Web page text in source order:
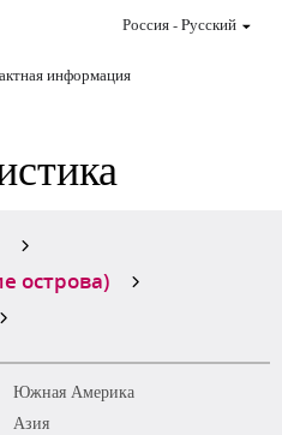
информация
Россия-Pусский
острова)
Южная Америка
Азия